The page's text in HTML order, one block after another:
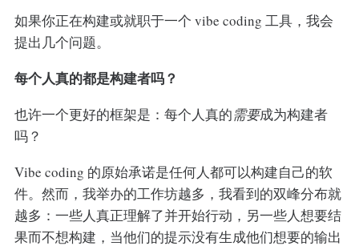
如果你正在构建或就职于一个 vibe coding 工具，我会
提出几个问题。
每个人真的都是构建者吗？
也许一个更好的框架是：每个人真的需要成为构建者
吗？
Vibe coding 的原始承诺是任何人都可以构建自己的软
件。然而，我举办的工作坊越多，我看到的双峰分布就
越多：一些人真正理解了并开始行动，另一些人想要结
果而不想构建，当他们的提示没有生成他们想要的输出